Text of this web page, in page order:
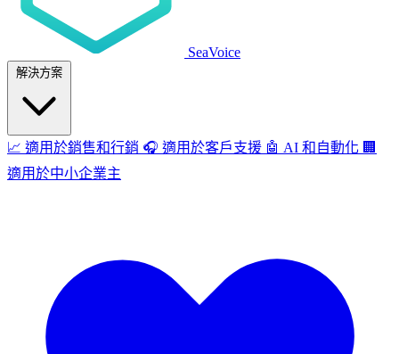
SeaVoice
解決方案
📈 適用於銷售和行銷 🎧 適用於客戶支援 🤖 AI 和自動化 🏢
適用於中小企業主